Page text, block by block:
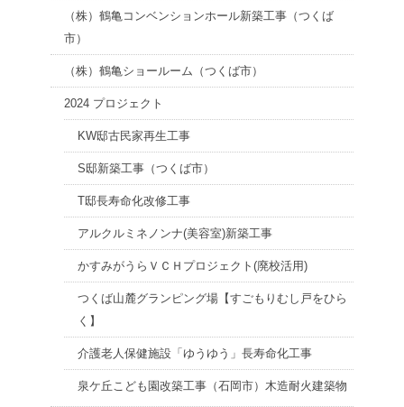
（株）鶴亀コンベンションホール新築工事（つくば
市）
（株）鶴亀ショールーム（つくば市）
2024 プロジェクト
KW邸古民家再生工事
S邸新築工事（つくば市）
T邸長寿命化改修工事
アルクルミネノンナ(美容室)新築工事
かすみがうらＶＣＨプロジェクト(廃校活用)
つくば山麓グランピング場【すごもりむし戸をひら
く】
介護老人保健施設「ゆうゆう」長寿命化工事
泉ケ丘こども園改築工事（石岡市）木造耐火建築物